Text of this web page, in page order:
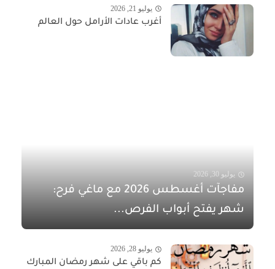
يوليو 21, 2026
أغرب عادات الأرامل حول العالم
يوليو 30, 2026
مفاجآت أغسطس 2026 مع ماغي فرح:
شهر يفتح أبواب الفرص...
يوليو 28, 2026
كم باقي على شهر رمضان المبارك